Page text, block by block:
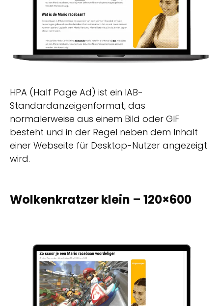
HPA (Half Page Ad) ist ein IAB-
Standardanzeigenformat, das
normalerweise aus einem Bild oder GIF
besteht und in der Regel neben dem Inhalt
einer Webseite für Desktop-Nutzer angezeigt
wird.
Wolkenkratzer klein – 120×600